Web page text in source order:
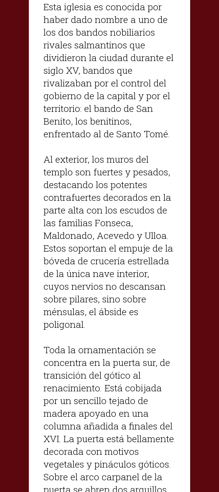
Esta iglesia es conocida por
haber dado nombre a uno de
los dos bandos nobiliarios
rivales salmantinos que
dividieron la ciudad durante el
siglo XV, bandos que
rivalizaban por el control del
gobierno de la capital y por el
territorio: el bando de San
Benito, los benitinos,
enfrentado al de Santo Tomé.
Al exterior, los muros del
templo son fuertes y pesados,
destacando los potentes
contrafuertes decorados en la
parte alta con los escudos de
las familias Fonseca,
Maldonado, Acevedo y Ulloa.
Estos soportan el empuje de la
bóveda de crucería estrellada
de la única nave interior,
cuyos nervios no descansan
sobre pilares, sino sobre
ménsulas, el ábside es
poligonal.
Toda la ornamentación se
concentra en la puerta sur, de
transición del gótico al
renacimiento. Está cobijada
por un sencillo tejado de
madera apoyado en una
columna añadida a finales del
XVI. La puerta está bellamente
decorada con motivos
vegetales y pináculos góticos.
Sobre el arco carpanel de la
puerta se abren dos arquillos